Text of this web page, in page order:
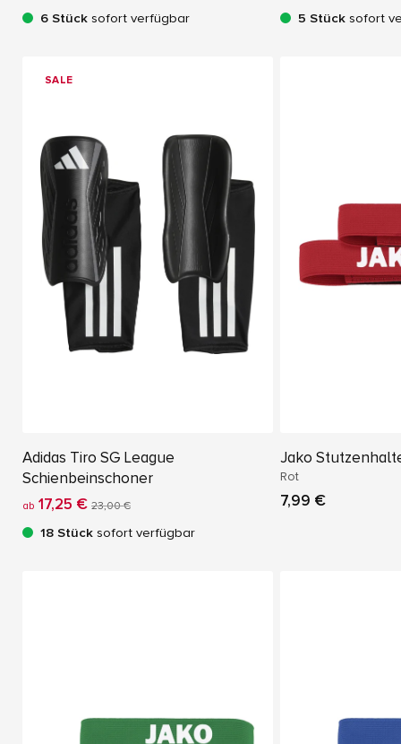
6 Stück sofort verfügbar 5 Stück sofort
SALE
Adidas Tiro SG League
Schienbeinschoner
ab 17,25 € 23,00 €
18 Stück sofort verfügbar
Jako
Rot
7,99 €